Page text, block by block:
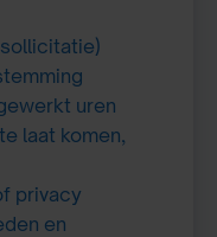
uren
laat komen,
privacy
en